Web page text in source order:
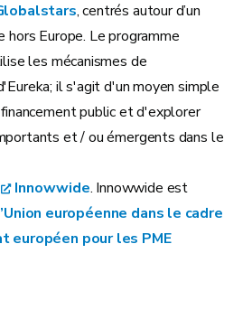
, centrés autour d’un
hors Europe. Le programme
les mécanismes de
il s'agit d'un moyen simple
public et d'explorer
et / ou émergents dans le
Innowwide. Innowwide est
européenne dans le cadre
européen pour les PME